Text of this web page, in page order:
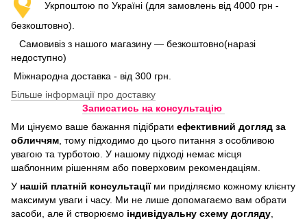
Укрпоштою по Україні (для замовлень від 4000 грн -
безкоштовно).
Самовивіз з нашого магазину — безкоштовно(наразі
недоступно)
Міжнародна доставка - від 300 грн.
Більше інформації про доставку
Записатись на консультацію
Ми цінуємо ваше бажання підібрати ефективний догляд за
обличчям , тому підходимо до цього питання з особливою
увагою та турботою. У нашому підході немає місця
шаблонним рішенням або поверховим рекомендаціям.
У нашій платній консультаціїми приділяємо кожному клієнту
максимум уваги і часу. Ми не лише допомагаємо вам обрати
засоби, але й створюємо індивідуальну схему догляду